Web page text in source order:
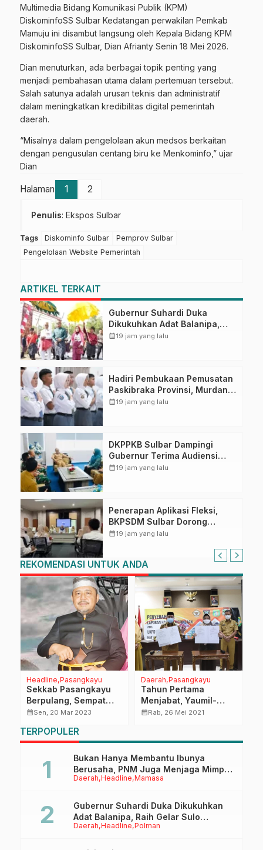
Multimedia Bidang Komunikasi Publik (KPM)
DiskominfoSS Sulbar Kedatangan perwakilan Pemkab
Mamuju ini disambut langsung oleh Kepala Bidang KPM
DiskominfoSS Sulbar, Dian Afrianty Senin 18 Mei 2026.
Dian menuturkan, ada berbagai topik penting yang
menjadi pembahasan utama dalam pertemuan tersebut.
Salah satunya adalah urusan teknis dan administratif
dalam meningkatkan kredibilitas digital pemerintah
daerah.
“Misalnya dalam pengelolaan akun medsos berkaitan
dengan pengusulan centang biru ke Menkominfo,” ujar
Dian
Halaman 1 2
Penulis: Ekspos Sulbar
Tags Diskominfo Sulbar
Pemprov Sulbar
Pengelolaan Website Pemerintah
ARTIKEL TERKAIT
Gubernur Suhardi Duka
Dikukuhkan Adat Balanipa,
Raih Gelar Sulo Tappidena
calendar_month19 jam yang lalu
Hadiri Pembukaan Pemusatan
Paskibraka Provinsi, Murdanil:
Ini Membentuk Karakter
calendar_month19 jam yang lalu
DKPPKB Sulbar Dampingi
Gubernur Terima Audiensi
Kepala Rumah Sakit TK. III
calendar_month19 jam yang lalu
Penerapan Aplikasi Fleksi,
BKPSDM Sulbar Dorong
Transformasi Digital Sistem
calendar_month19 jam yang lalu
REKOMENDASI UNTUK ANDA
Headline Pasangkayu
Sekkab Pasangkayu
Berpulang, Sempat
Dirawat di ICU
calendar_monthSen, 20 Mar 2023
Daerah Pasangkayu
Tahun Pertama
Menjabat, Yaumil-
Herny Dapat Kado
calendar_monthRab, 26 Mei 2021
TERPOPULER
Daerah Headline Mamasa
Bukan Hanya Membantu Ibunya
Berusaha, PNM Juga Menjaga Mimpi
Anaknya Untuk Menggapai Cita-Cita
Daerah Headline Polman
Gubernur Suhardi Duka Dikukuhkan
Adat Balanipa, Raih Gelar Sulo
Tappidena